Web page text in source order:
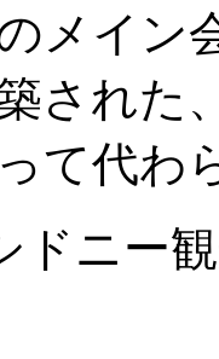
メイン
された
て代わ
ドニー